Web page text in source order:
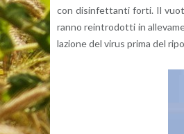
con di­sin­fet­tan­ti forti. Il
ran­no rein­tro­dot­ti in
la­zio­ne del virus prima del